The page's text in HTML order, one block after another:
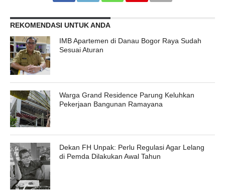
REKOMENDASI UNTUK ANDA
IMB Apartemen di Danau Bogor Raya Sudah
Sesuai Aturan
Warga Grand Residence Parung Keluhkan
Pekerjaan Bangunan Ramayana
Dekan FH Unpak: Perlu Regulasi Agar Lelang
di Pemda Dilakukan Awal Tahun